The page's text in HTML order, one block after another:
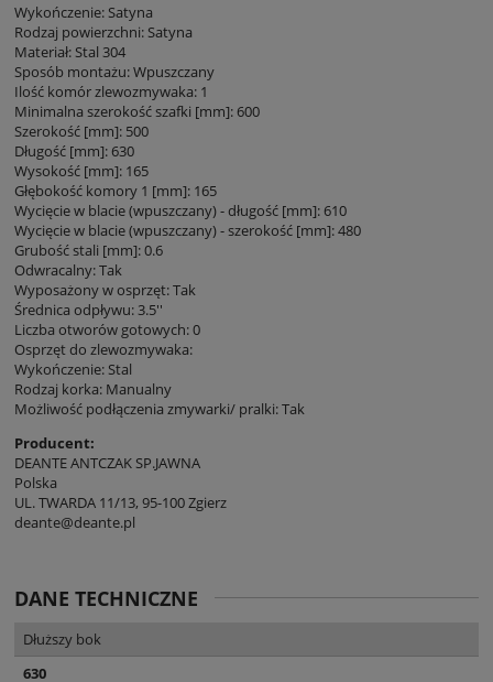
Wykończenie: Satyna
Rodzaj powierzchni: Satyna
Materiał: Stal 304
Sposób montażu: Wpuszczany
Ilość komór zlewozmywaka: 1
Minimalna szerokość szafki [mm]: 600
Szerokość [mm]: 500
Długość [mm]: 630
Wysokość [mm]: 165
Głębokość komory 1 [mm]: 165
Wycięcie w blacie (wpuszczany) - długość [mm]: 610
Wycięcie w blacie (wpuszczany) - szerokość [mm]: 480
Grubość stali [mm]: 0.6
Odwracalny: Tak
Wyposażony w osprzęt: Tak
Średnica odpływu: 3.5''
Liczba otworów gotowych: 0
Osprzęt do zlewozmywaka:
Wykończenie: Stal
Rodzaj korka: Manualny
Możliwość podłączenia zmywarki/ pralki: Tak
Producent:
DEANTE ANTCZAK SP.JAWNA
Polska
UL. TWARDA 11/13, 95-100 Zgierz
deante@deante.pl
DANE TECHNICZNE
Dłuższy bok
630